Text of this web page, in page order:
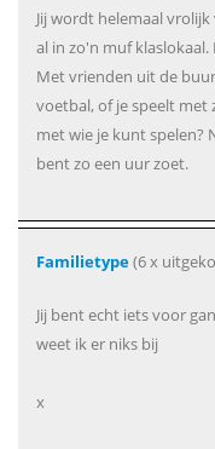
Jij wordt helemaal
al in zo'n muf
Met vrienden uit de
voetbal, of je speelt met
met wie je kunt spelen?
bent zo een uur zoet.
Familietype(6 x
Jij bent echt iets voor
weet ik er niks bij
x